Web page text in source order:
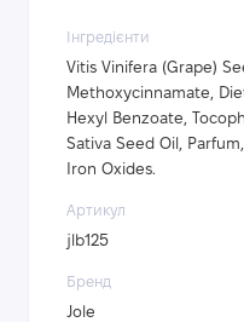
Інгредієнти
Vitis Vinifera (Grape)
Methoxycinnamate,
Hexyl Benzoate,
Sativa Seed Oil,
Iron Oxides.
Артикул
jlb125
Бренд
Jole